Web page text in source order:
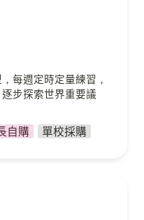
每週定時定量練習，
步探索世界重要議
自購 單校採購
養